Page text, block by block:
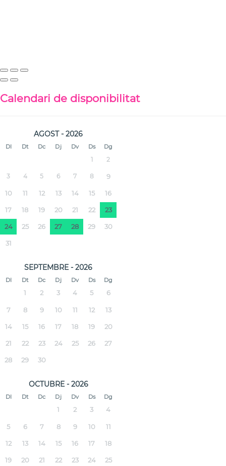
Calendari de disponibilitat
AGOST - 2026
Dl Dt Dc Dj Dv Ds Dg
1 2
3 4 5 6 7 8 9
10 11 12 13 14 15 16
17 18 19 20 21 22 23
24 25 26 27 28 29 30
31
SEPTEMBRE - 2026
Dl Dt Dc Dj Dv Ds Dg
1 2 3 4 5 6
7 8 9 10 11 12 13
14 15 16 17 18 19 20
21 22 23 24 25 26 27
28 29 30
OCTUBRE - 2026
Dl Dt Dc Dj Dv Ds Dg
1 2 3 4
5 6 7 8 9 10 11
12 13 14 15 16 17 18
19 20 21 22 23 24 25